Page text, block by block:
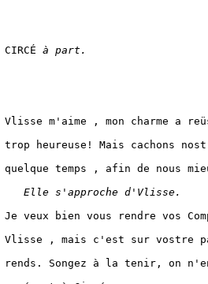
CIRCÉ à part.
Vlisse m'aime , mon charme a
trop heureuse! Mais cachons
quelque temps , afin de nous
Elle s'approche d'Vlisse.
Je veux bien vous rendre vos
Vlisse , mais c'est sur vostre
rends. Songez à la tenir, on